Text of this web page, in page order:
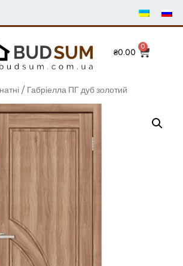
₴0.00
/ Габріелла ПГ дуб золотий